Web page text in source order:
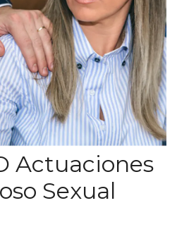
Actuaciones
Sexual